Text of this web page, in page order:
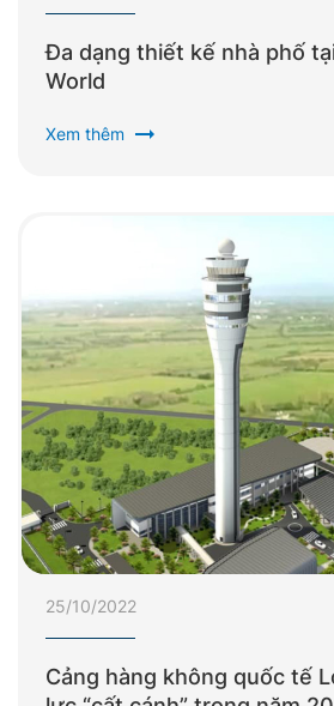
Đa dạng thiết kế nhà phố
World
Xem thêm arrow_right_alt
25/10/2022
Cảng hàng không quốc tế